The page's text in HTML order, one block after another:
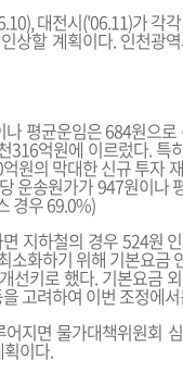
대전시('06.11)가 각
상할 계획이다. 인천광
평균운임은 684원으
억원에 이르렀다. 특
원의 막대한 신규 투자
운송원가가 947원이나
경우 69.0%)
지하철의 경우 524원
소화하기 위해 기본요금
선키로 했다. 기본요금
고려하여 이번 조정에
지면 물가대책위원회
이다.